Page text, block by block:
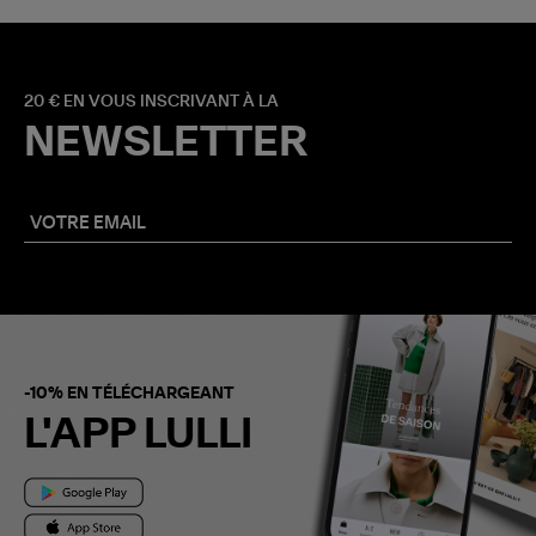
20 € EN VOUS INSCRIVANT À LA
NEWSLETTER
-10% EN TÉLÉCHARGEANT
L'APP LULLI